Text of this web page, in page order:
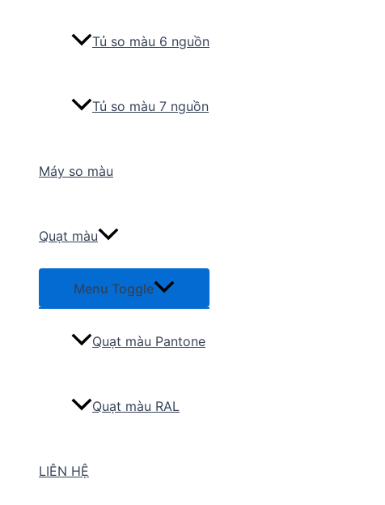
Tủ so màu 6 nguồn
Tủ so màu 7 nguồn
Máy so màu
Quạt màu
Menu Toggle
Quạt màu Pantone
Quạt màu RAL
LIÊN HỆ